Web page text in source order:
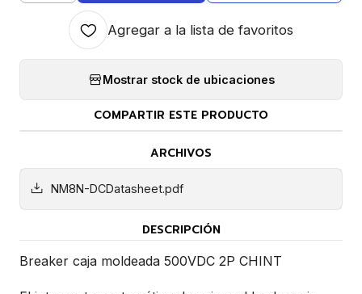
Agregar a la lista de favoritos
Mostrar stock de ubicaciones
COMPARTIR ESTE PRODUCTO
ARCHIVOS
NM8N-DCDatasheet.pdf
DESCRIPCIÓN
Breaker caja moldeada 500VDC 2P CHINT